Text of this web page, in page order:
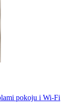
pokoju i Wi-Fi